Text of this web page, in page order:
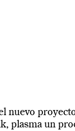
nuevo
plasma un